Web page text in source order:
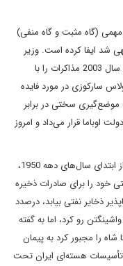
مهمی (گاه مثبت و گاه منفی)
شد ایفا کرده است. وزیر
اسبق امور خارجه این کشور، دومینیک دوویلپن در سال 2003 مذاکرات را با
سارکوزی در مورد فایده
موضع‌گیری سختی در برابر
اوباما قرار می‌داد و امروز
1-پیش از بین‌المللی شدن برنامه هسته‌ای ایران: از ابتدای سال‌های دهه 1950،
خود را برای صادرات ذخیره
ذخایر نفتی بیابد، درصدد
رو کرد، اما به گفته
شاه را مجبور کرد به پیمان
هسته‌ای ایران تحت